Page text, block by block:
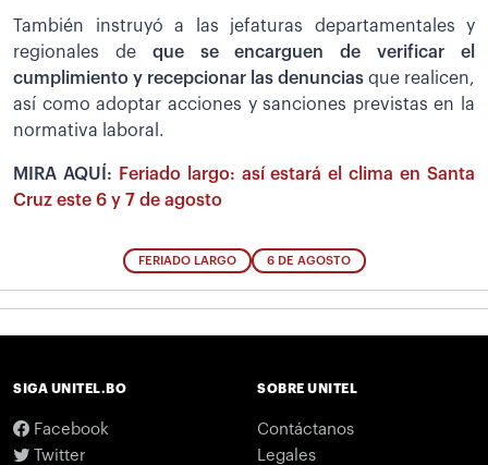
También instruyó a las jefaturas departamentales y
regionales de que se encarguen de verificar el
cumplimiento y recepcionar las denuncias que realicen,
así como adoptar acciones y sanciones previstas en la
normativa laboral.
MIRA AQUÍ:
Feriado largo: así estará el clima en Santa
Cruz este 6 y 7 de agosto
FERIADO LARGO 6 DE AGOSTO
SIGA UNITEL.BO
Facebook
Twitter
SOBRE UNITEL
Contáctanos
Legales